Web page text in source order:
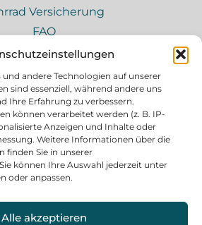
andere Technologien auf unserer
sind essenziell, während andere uns
Ihre Erfahrung zu verbessern.
können verarbeitet werden (z. B. IP-
Anzeigen und Inhalte oder
Weitere Informationen über die
finden Sie in unserer
können Ihre Auswahl jederzeit unter
oder anpassen.
Alle akzeptieren
Versicherung
FAQ
Impressum
Datenschutz
HWI Beratung
Wirtschaftsberatung bietet
Leistungen rund um
MEHR ERFAHREN